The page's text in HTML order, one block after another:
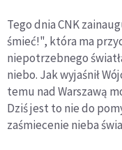
Tego dnia CNK
śmieć!", która ma
niepotrzebnego
niebo. Jak wyjaśnił
temu nad Warszawą
Dziś jest to nie do
zaśmiecenie nieba